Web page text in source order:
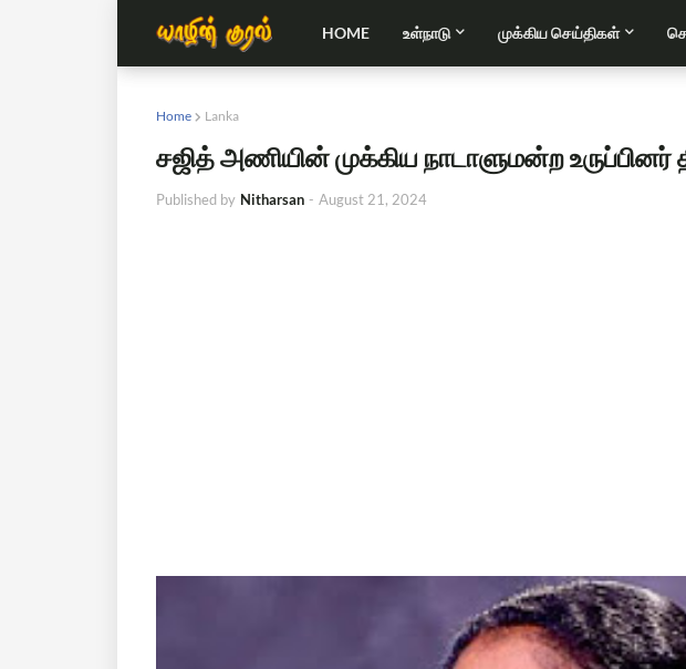
HOME உள்நாடு முக்கிய செய்திகள்
Home Lanka
சஜித் அணியின் முக்கிய நாடாளுமன்ற உருப்பினர்
Published by Nitharsan - August 21, 2024